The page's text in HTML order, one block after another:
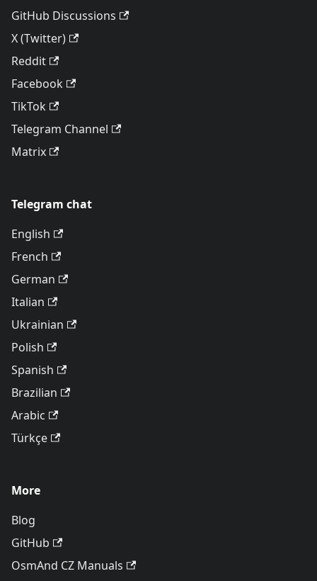
GitHub Discussions
X (Twitter)
Reddit
Facebook
TikTok
Telegram Channel
Matrix
Telegram chat
English
French
German
Italian
Ukrainian
Polish
Spanish
Brazilian
Arabic
Türkçe
More
Blog
GitHub
OsmAnd CZ Manuals